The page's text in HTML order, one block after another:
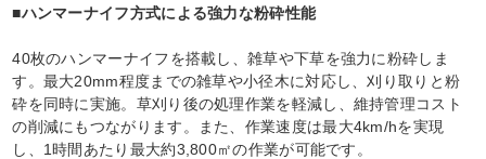
■ハンマーナイフ方式による強力な粉砕性能
40枚のハンマーナイフを搭載し、雑草や下草を強力に粉砕しま
す。最大20mm程度までの雑草や小径木に対応し、刈り取りと粉
砕を同時に実施。草刈り後の処理作業を軽減し、維持管理コスト
の削減にもつながります。また、作業速度は最大4km/hを実現
し、1時間あたり最大約3,800㎡の作業が可能です。